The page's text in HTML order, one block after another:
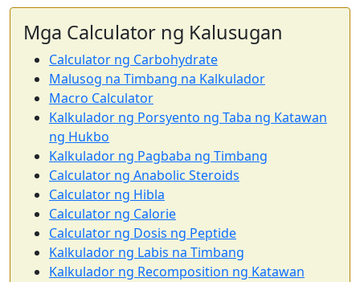
Mga Calculator ng Kalusugan
Calculator ng Carbohydrate
Malusog na Timbang na Kalkulador
Macro Calculator
Kalkulador ng Porsyento ng Taba ng Katawan
ng Hukbo
Kalkulador ng Pagbaba ng Timbang
Calculator ng Anabolic Steroids
Calculator ng Hibla
Calculator ng Calorie
Calculator ng Dosis ng Peptide
Kalkulador ng Labis na Timbang
Kalkulador ng Recomposition ng Katawan